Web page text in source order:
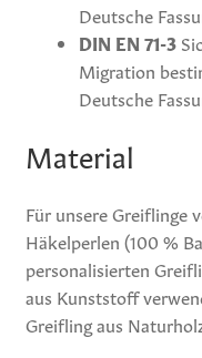
Deutsche
DIN EN 71-3
Migration
Deutsche
Material
Für unsere Greiflinge
Häkelperlen (100 %
personalisierten
aus Kunststoff
Greifling aus